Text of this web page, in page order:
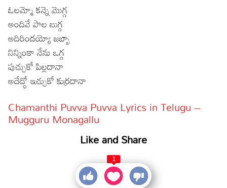
ఓలమ్మో కన్నె మొగ్గ
అందివే పాల బుగ్గ
అదిరిందయ్యో జబ్బా
నిన్నింకా నేను ఒగ్గ
పుచ్చుకో పిల్లదానా
అదేద్ధో ఇచ్చుకో కుర్రదానా
Chamanthi Puvva Puvva Lyrics in Telugu –
Mugguru Monagallu
Like and Share
1